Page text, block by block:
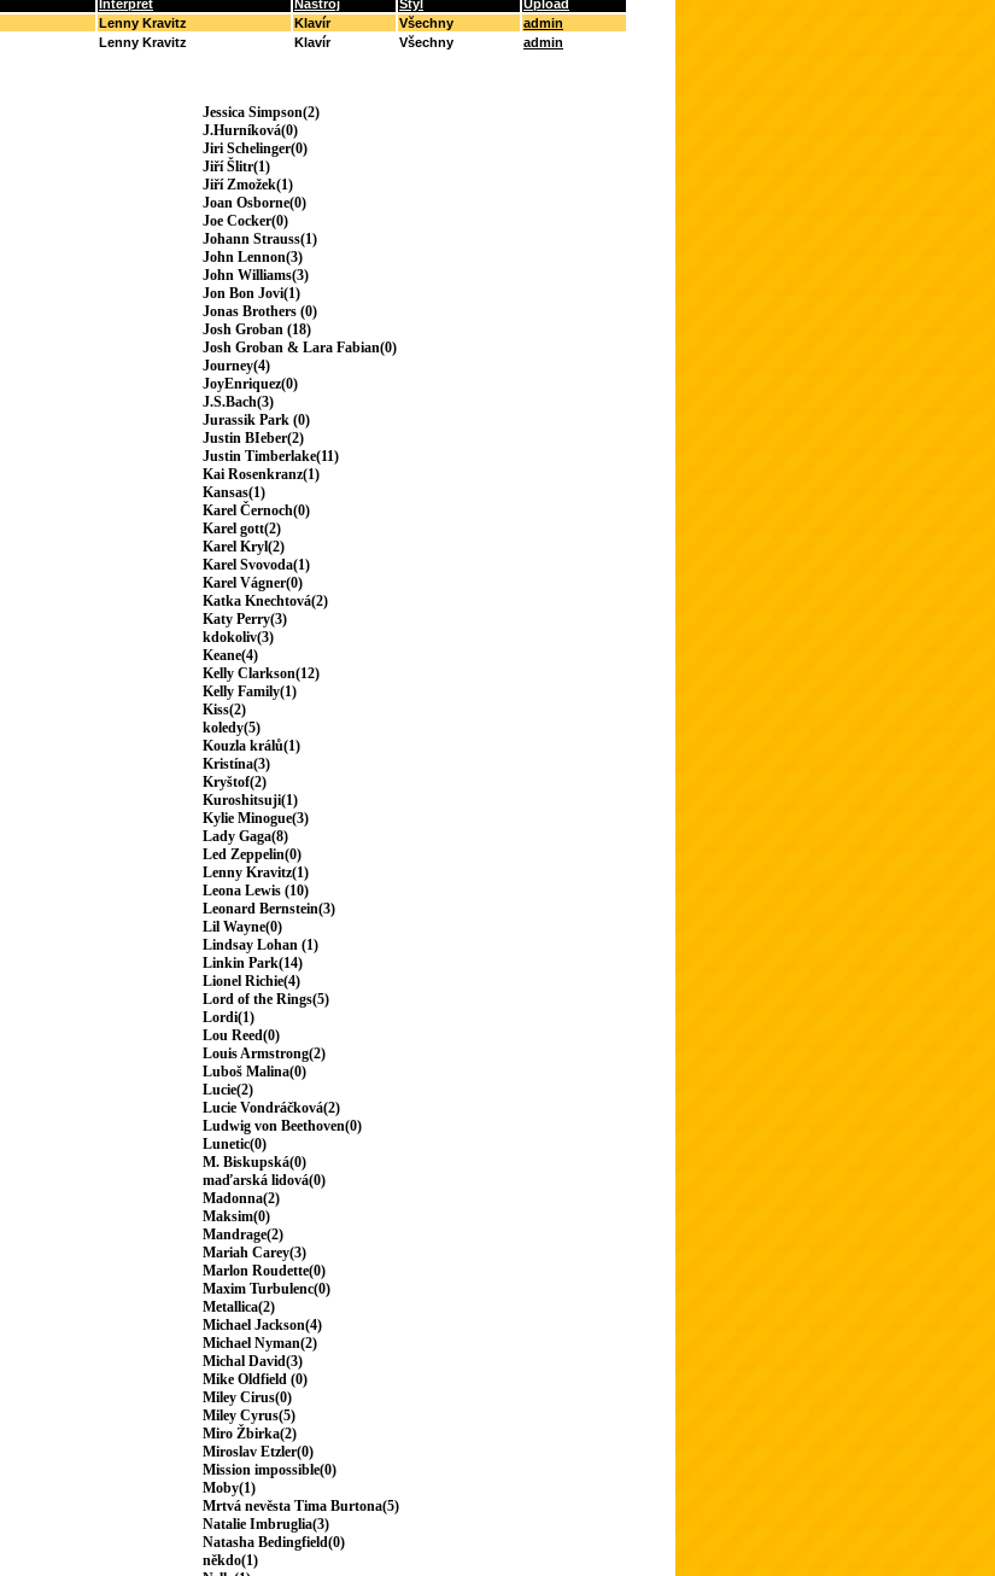
Interpret Nástroj Styl
Upload
Lenny Kravitz Klavír Všechny
admin
Lenny Kravitz Klavír Všechny admin
Jessica Simpson(2)
J.Hurníková(0)
Jiri Schelinger(0)
Jiří Šlitr(1)
Jiří Zmožek(1)
Joan Osborne(0)
Joe Cocker(0)
Johann Strauss(1)
John Lennon(3)
John Williams(3)
Jon Bon Jovi(1)
Jonas Brothers (0)
Josh Groban (18)
Josh Groban & Lara Fabian(0)
Journey(4)
JoyEnriquez(0)
J.S.Bach(3)
Jurassik Park (0)
Justin BIeber(2)
Justin Timberlake(11)
Kai Rosenkranz(1)
Kansas(1)
Karel Černoch(0)
Karel gott(2)
Karel Kryl(2)
Karel Svovoda(1)
Karel Vágner(0)
Katka Knechtová(2)
Katy Perry(3)
kdokoliv(3)
Keane(4)
Kelly Clarkson(12)
Kelly Family(1)
Kiss(2)
koledy(5)
Kouzla králů(1)
Kristína(3)
Kryštof(2)
Kuroshitsuji(1)
Kylie Minogue(3)
Lady Gaga(8)
Led Zeppelin(0)
Lenny Kravitz(1)
Leona Lewis (10)
Leonard Bernstein(3)
Lil Wayne(0)
Lindsay Lohan (1)
Linkin Park(14)
Lionel Richie(4)
Lord of the Rings(5)
Lordi(1)
Lou Reed(0)
Louis Armstrong(2)
Luboš Malina(0)
Lucie(2)
Lucie Vondráčková(2)
Ludwig von Beethoven(0)
Lunetic(0)
M. Biskupská(0)
maďarská lidová(0)
Madonna(2)
Maksim(0)
Mandrage(2)
Mariah Carey(3)
Marlon Roudette(0)
Maxim Turbulenc(0)
Metallica(2)
Michael Jackson(4)
Michael Nyman(2)
Michal David(3)
Mike Oldfield (0)
Miley Cirus(0)
Miley Cyrus(5)
Miro Žbirka(2)
Miroslav Etzler(0)
Mission impossible(0)
Moby(1)
Mrtvá nevěsta Tima Burtona(5)
Natalie Imbruglia(3)
Natasha Bedingfield(0)
někdo(1)